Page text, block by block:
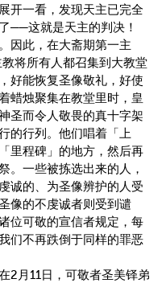
开一看，发现天主已完全
──这就是天主的判决！
因此，在大斋期第一主
将所有人都召集到大教堂
好能恢复圣像敬礼，好使
蜡烛聚集在教堂里时，皇
圣而令人敬畏的真十字架
的行列。他们唱着「上
里程碑」的地方，然后再
。一些被拣选出来的人，
诚的、为圣像辨护的人受
像的不虔诚者则受到谴
位可敬的宣信者规定，每
们不再跌倒于同样的罪恶
2月11日，可敬者圣美铎弟